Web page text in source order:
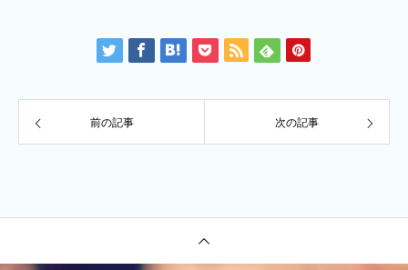
前の記事 次の記事